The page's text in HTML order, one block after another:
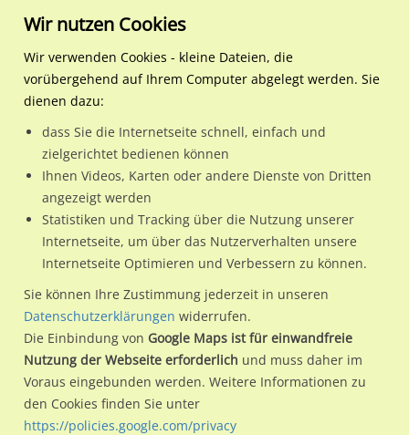
Regionale Plakatwerbung Rheinland-Pfalz
Worms, Stadt
Gaustr./Tunnel
Gaustr./Tunnel
Nutze günstige Werbemöglichkeiten am Standort
Gaustr./Tunnelim Ortsteil Innenstadt)in Worms, Stadt.
Wir erheben für jede unserer Werbeflächen individuelle und
aktuelleStandortinformationenundLeistungswerte
kannst du dich schon vor der Buchung im Detail über den
Standort, seine Reichweite und Werbewirkung sowie
eventuelle Beschränkungen in den zugelassenen
Werbeinhalten informieren.
Wir nutzen Cookies
Wir verwenden Cookies - kleine Dateien, die
vorübergehend auf Ihrem Computer abgelegt werden. Sie
dienen dazu:
dass Sie die Internetseite schnell, einfach und
zielgerichtet bedienen können
Ihnen Videos, Karten oder andere Dienste von Dritten
angezeigt werden
Statistiken und Tracking über die Nutzung unserer
Internetseite, um über das Nutzerverhalten unsere
Internetseite Optimieren und Verbessern zu können.
Sie können Ihre Zustimmung jederzeit in unseren
Datenschutzerklärungen widerrufen.
Die Einbindung von Google Maps ist für einwandfreie
Nutzung der Webseite erforderlich und muss daher im
Voraus eingebunden werden. Weitere Informationen zu
den Cookies finden Sie unter
https://policies.google.com/privacy